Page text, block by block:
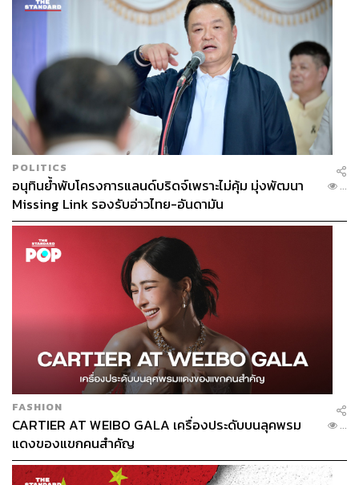
POLITICS
อนุทินย้ำพับโครงการแลนด์บริดจ์เพราะไม่คุ้ม มุ่งพัฒนา
Missing Link รองรับอ่าวไทย-อันดามัน
...
FASHION
CARTIER AT WEIBO GALA เครื่องประดับบนลุคพรม
แดงของแขกคนสำคัญ
...